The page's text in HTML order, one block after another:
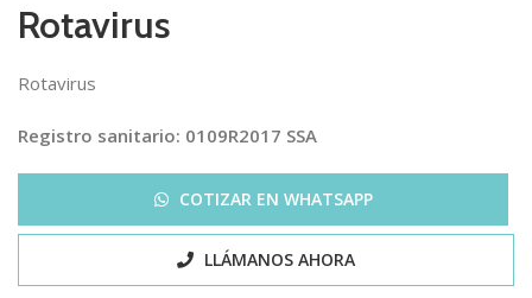
Rotavirus
Rotavirus
Registro sanitario: 0109R2017 SSA
COTIZAR EN WHATSAPP
LLÁMANOS AHORA